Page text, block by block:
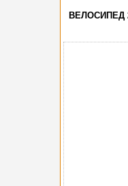
ВЕЛОСИПЕД